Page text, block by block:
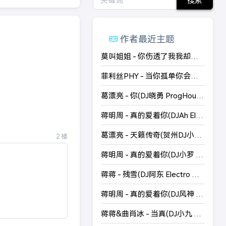
2 楼
作者最近主题
莫叫姐姐 - 你伤透了我我却忘不掉你(DJ晓勇 ProgHouse Mix 国语女)
菲利丝PHY - 当你孤单你会想起谁(DJDell ProgHouse Mix 国语女)国会鼓
葛漂亮 - 你(DJ晓勇 ProgHouse Mix 国语女)
蒋明周 - 真的爱着你(DJAh Electro Mix 粤语男)
葛漂亮 - 天籁传奇(贺州DJ小锦 Electro Mix 国语女)
蒋明周 - 真的爱着你(DJ小罗 Electro Mix 粤语男)
蒋蒋 - 残雪(DJ阿东 Electro Mix 国语女)
蒋明周 - 真的爱着你(DJ风神 ProgHouse Mix 粤语男)V2
蒋蒋&曲肖冰 - 当真(DJ小九 Electro Mix 国语合唱)